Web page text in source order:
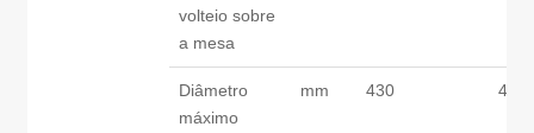
volteio sobre
a mesa
Diâmetro
máximo
mm 430 430